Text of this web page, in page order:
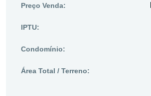
Preço Venda:
IPTU:
Condomínio:
Área Total / Terreno: